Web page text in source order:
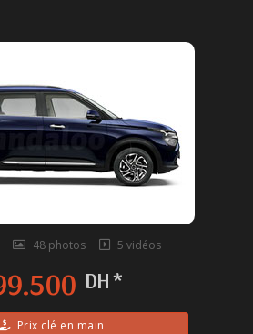
48 photos 5 vidéos
DH *
Prix clé en main